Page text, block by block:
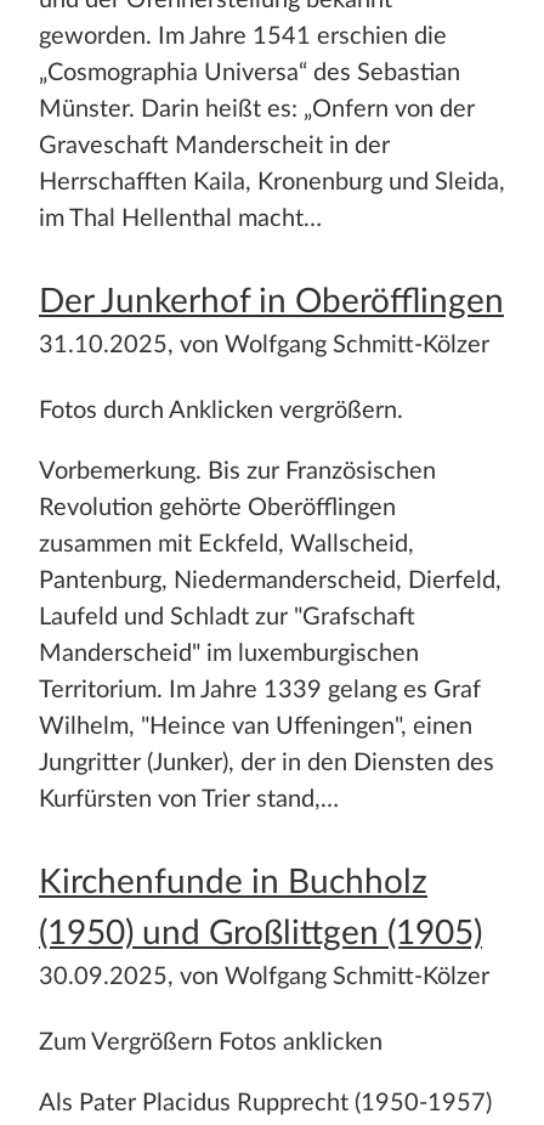
geworden. Im Jahre 1541 erschien die
„Cosmographia Universa“ des Sebastian
Münster. Darin heißt es: „Onfern von der
Graveschaft Manderscheit in der
Herrschafften Kaila, Kronenburg und Sleida,
im Thal Hellenthal macht…
Der Junkerhof in Oberöfflingen
31.10.2025, von Wolfgang Schmitt-Kölzer
Fotos durch Anklicken vergrößern.
Vorbemerkung. Bis zur Französischen
Revolution gehörte Oberöfflingen
zusammen mit Eckfeld, Wallscheid,
Pantenburg, Niedermanderscheid, Dierfeld,
Laufeld und Schladt zur "Grafschaft
Manderscheid" im luxemburgischen
Territorium. Im Jahre 1339 gelang es Graf
Wilhelm, "Heince van Uffeningen", einen
Jungritter (Junker), der in den Diensten des
Kurfürsten von Trier stand,…
Kirchenfunde in Buchholz
(1950) und Großlittgen (1905)
30.09.2025, von Wolfgang Schmitt-Kölzer
Zum Vergrößern Fotos anklicken
Als Pater Placidus Rupprecht (1950-1957)